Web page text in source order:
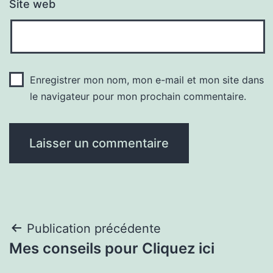
Site web
Enregistrer mon nom, mon e-mail et mon site dans
le navigateur pour mon prochain commentaire.
Navigation
de
Publication précédente
Mes conseils pour Cliquez ici